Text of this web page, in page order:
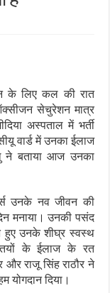
के लिए कल की रात
सेचुरेशन मात्र
अस्पताल में भर्ती
वार्ड में उनका ईलाज
ने बताया आज उनका
उनके नव जीवन की
मनाया। उनकी पसंद
हुए उनके शीघ्र स्वस्थ
के ईलाज के रत
और राजू सिंह राठौर ने
दिया।